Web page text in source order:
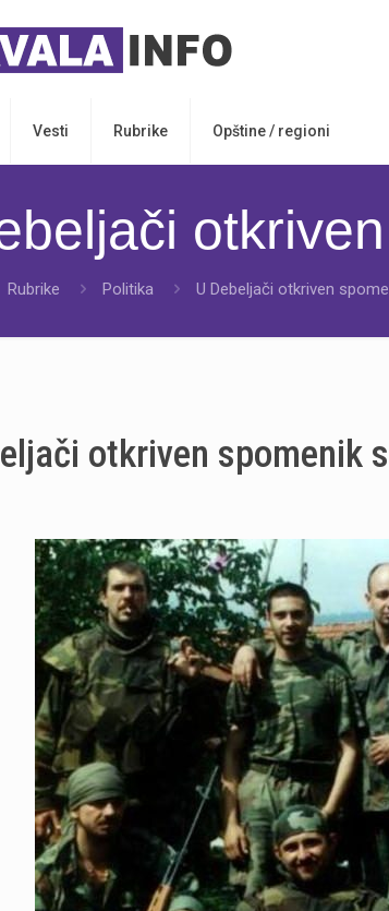
Vesti Rubrike Opštine / regioni
Rubrike Politika U Debeljači otkriven
otkriven spomenik